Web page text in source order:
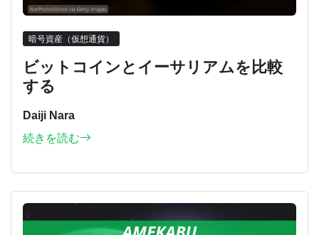
暗号資産（仮想通貨）
ビットコインとイーサリアムを比較
する
Daiji Nara
続きを読む